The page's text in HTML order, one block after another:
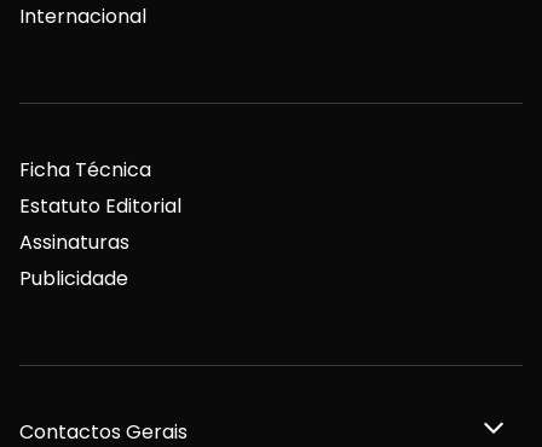
Internacional
Ficha Técnica
Estatuto Editorial
Assinaturas
Publicidade
Contactos Gerais